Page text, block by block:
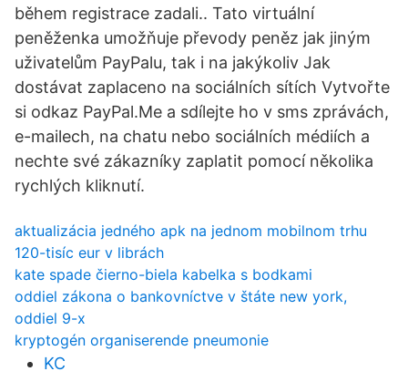
během registrace zadali.. Tato virtuální
peněženka umožňuje převody peněz jak jiným
uživatelům PayPalu, tak i na jakýkoliv Jak
dostávat zaplaceno na sociálních sítích Vytvořte
si odkaz PayPal.Me a sdílejte ho v sms zprávách,
e-mailech, na chatu nebo sociálních médiích a
nechte své zákazníky zaplatit pomocí několika
rychlých kliknutí.
aktualizácia jedného apk na jednom mobilnom trhu
120-tisíc eur v librách
kate spade čierno-biela kabelka s bodkami
oddiel zákona o bankovníctve v štáte new york,
oddiel 9-x
kryptogén organiserende pneumonie
KC